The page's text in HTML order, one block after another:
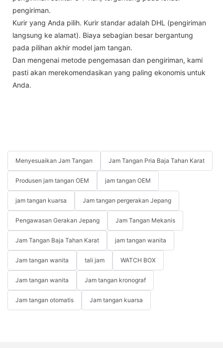
pengiriman.
Kurir yang Anda pilih. Kurir standar adalah DHL (pengiriman
langsung ke alamat). Biaya sebagian besar bergantung
pada pilihan akhir model jam tangan.
Dan mengenai metode pengemasan dan pengiriman, kami
pasti akan merekomendasikan yang paling ekonomis untuk
Anda.
Menyesuaikan Jam Tangan Jam Tangan Pria Baja Tahan Karat
Produsen jam tangan OEM jam tangan OEM
jam tangan kuarsa Jam tangan pergerakan Jepang
Pengawasan Gerakan Jepang Jam Tangan Mekanis
Jam Tangan Baja Tahan Karat jam tangan wanita
Jam tangan wanita tali jam WATCH BOX
Jam tangan wanita Jam tangan kronograf
Jam tangan otomatis Jam tangan kuarsa